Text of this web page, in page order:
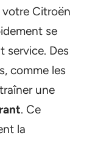
Citroën
se
service. Des
comme les
une
. Ce
la